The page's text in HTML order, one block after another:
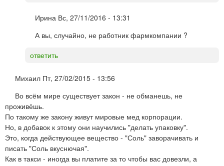
Ирина Вс, 27/11/2016 - 13:31
А вы, случайно, не работник фармкомпании ?
ответить
Михаил Пт, 27/02/2015 - 13:56
Во всём мире существует закон - не обманешь, не
проживёшь.
По такому же закону живут мировые мед корпорации.
Но, в добавок к этому они научились "делать упаковку".
Это, когда действующее вещество - "Соль" заворачивать и
писать "Соль вкуснючая".
Как в такси - иногда вы платите за то чтобы вас довезли, а